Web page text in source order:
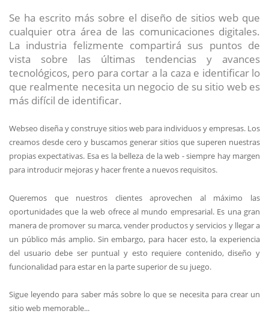
Se ha escrito más sobre el diseño de sitios web que
cualquier otra área de las comunicaciones digitales.
La industria felizmente compartirá sus puntos de
vista sobre las últimas tendencias y avances
tecnológicos, pero para cortar a la caza e identificar lo
que realmente necesita un negocio de su sitio web es
más difícil de identificar.
Webseo diseña y construye sitios web para individuos y empresas. Los
creamos desde cero y buscamos generar sitios que superen nuestras
propias expectativas. Esa es la belleza de la web - siempre hay margen
para introducir mejoras y hacer frente a nuevos requisitos.
Queremos que nuestros clientes aprovechen al máximo las
oportunidades que la web ofrece al mundo empresarial. Es una gran
manera de promover su marca, vender productos y servicios y llegar a
un público más amplio. Sin embargo, para hacer esto, la experiencia
del usuario debe ser puntual y esto requiere contenido, diseño y
funcionalidad para estar en la parte superior de su juego.
Sigue leyendo para saber más sobre lo que se necesita para crear un
sitio web memorable...